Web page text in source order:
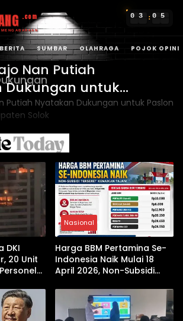
.com 0 3 : 0 5
BERITA SUMBAR OLAHRAGA POJOK OPINI
Nan Putiah
Dukungan untuk
di Pilkada Kabupaten
DKI
20 Unit
Nasional
Harga BBM Pertamina Se-
Indonesia Naik Mulai 18
April 2026, Non-Subsidi